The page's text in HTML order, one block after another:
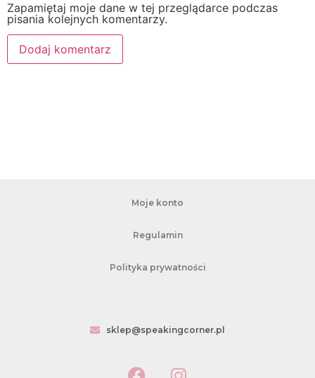
Zapamiętaj moje dane w tej przeglądarce podczas
pisania kolejnych komentarzy.
Moje konto
Regulamin
Polityka prywatności
sklep@speakingcorner.pl